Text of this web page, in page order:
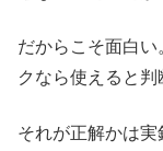
だからこそ面白
クなら使えると判
それが正解かは